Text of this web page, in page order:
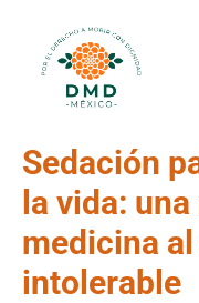
Sedación
la vida:
medicina
intolerable